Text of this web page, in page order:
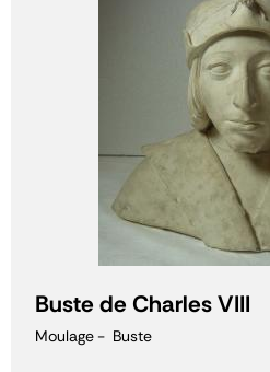
Buste de Charles VIII
Moulage Buste